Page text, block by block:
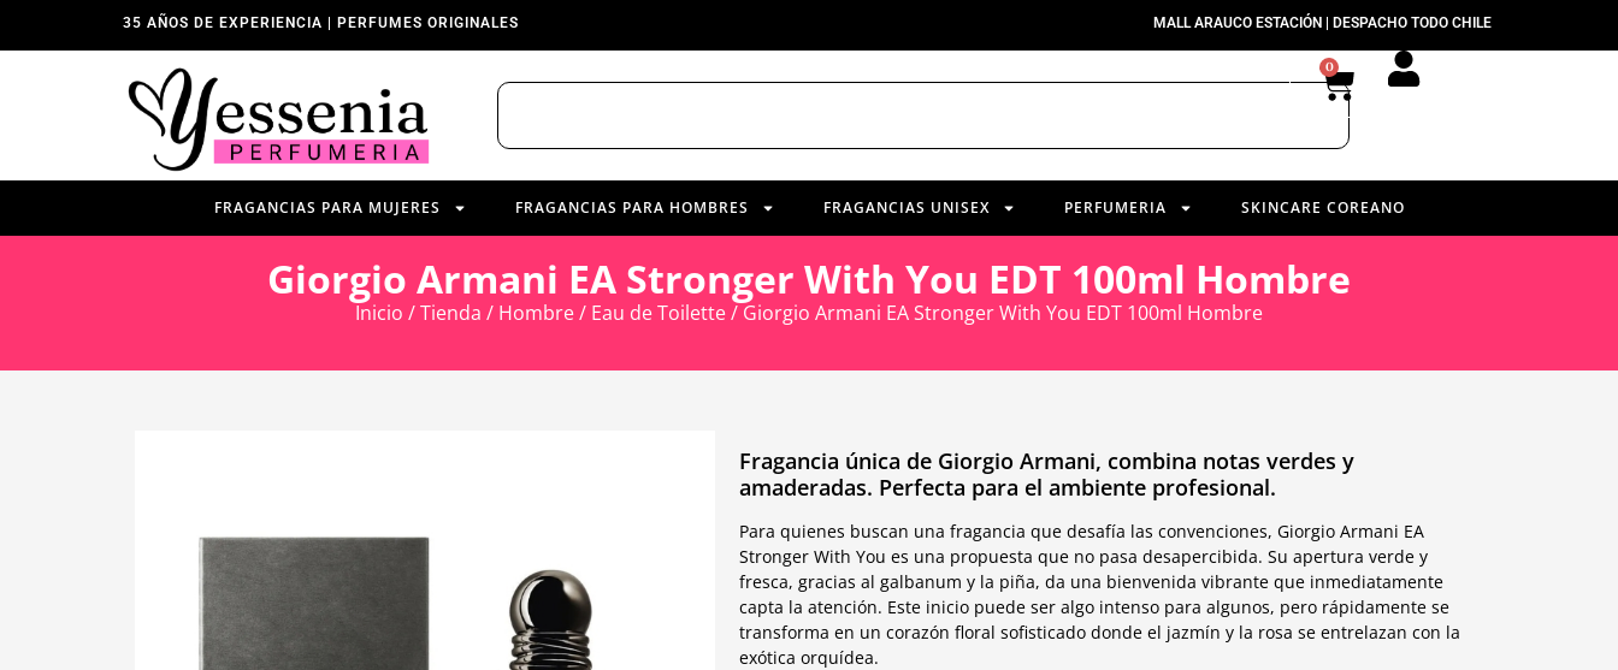
35 AÑOS DE EXPERIENCIA | PERFUMES ORIGINALES MALL ARAUCO ESTACIÓN | DESPACHO TODO CHILE
0
FRAGANCIAS PARA MUJERES FRAGANCIAS PARA HOMBRES FRAGANCIAS UNISEX PERFUMERIA SKINCARE COREANO
Giorgio Armani EA Stronger With You EDT 100ml Hombre
Inicio /Tienda / Hombre/ Eau de Toilette/ Giorgio Armani EA Stronger With You EDT 100ml Hombre
Fragancia única de Giorgio Armani, combina notas verdes y
amaderadas. Perfecta para el ambiente profesional.
Para quienes buscan una fragancia que desafía las convenciones, Giorgio Armani EA
Stronger With You es una propuesta que no pasa desapercibida. Su apertura verde y
fresca, gracias al galbanum y la piña, da una bienvenida vibrante que inmediatamente
capta la atención. Este inicio puede ser algo intenso para algunos, pero rápidamente se
transforma en un corazón floral sofisticado donde el jazmín y la rosa se entrelazan con la
exótica orquídea.